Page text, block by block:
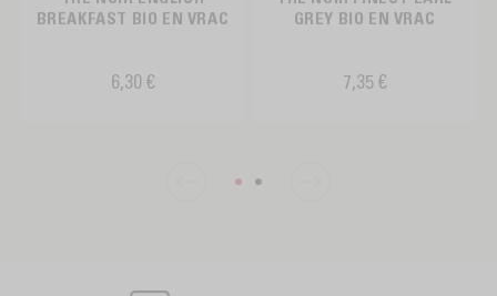
BREAKFAST BIO EN VRAC
6,30 €
GREY BIO EN VRAC
7,35 €